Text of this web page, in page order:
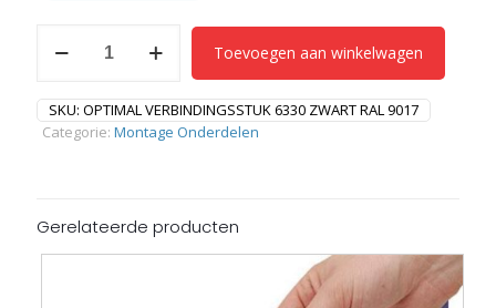
verbindingsstuk
Zwart
Ral
9017
Toevoegen aan winkelwagen
SKU: OPTIMAL VERBINDINGSSTUK 6330 ZWART RAL 9017
Categorie: Montage Onderdelen
Gerelateerde producten